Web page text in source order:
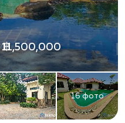
16 фото
฿ 11,500,000